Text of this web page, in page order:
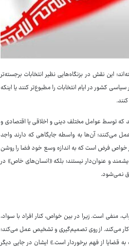
این نقش در بزنگاه‌هایی نظیر انتخابات برجسته‌تر
کشور در ایام انتخابات را مطبوع‌تر کنند یا اینکه
توسط عوامل مختلف دینی و اخلاقی یا اقتصادی و
می‌کنند؛ آن‌ها به واسطه جایگاهی که دارند واجد
خواص فرض است که به اندازه وسع خود فضا را روشن
و عنوان‌دار نیستند؛ بلکه «انسان‌های خاص» در
نمی‌شود.
است. زیرا در بین خواص، کنار افراد با سواد،
می‌کند. از روی تصمیم‌گیری و تشخیص عمل می‌کند؛
قضایا از فهم برخوردار است.» ایشان در جایی دیگر